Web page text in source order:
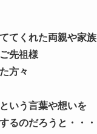
てくれた両親や家族
先祖様
方々
いう言葉や想いを
るのだろうと・・・